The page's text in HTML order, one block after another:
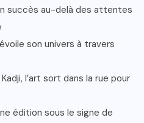
succès au-delà des attentes
son univers à travers
l’art sort dans la rue pour
édition sous le signe de